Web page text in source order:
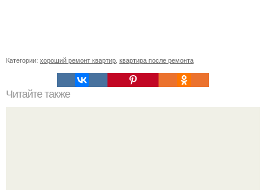
Категории: хороший ремонт квартир, квартира после ремонта
Читайте также